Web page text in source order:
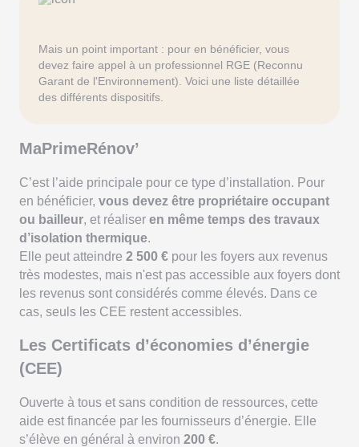
Mais un point important : pour en bénéficier, vous
devez faire appel à un professionnel RGE (Reconnu
Garant de l'Environnement). Voici une liste détaillée
des différents dispositifs.
MaPrimeRénov’
C’est l’aide principale pour ce type d’installation. Pour
en bénéficier, vous devez être propriétaire occupant
ou bailleur, et réaliser en même temps des travaux
d’isolation thermique.
Elle peut atteindre 2 500 € pour les foyers aux revenus
très modestes, mais n'est pas accessible aux foyers dont
les revenus sont considérés comme élevés. Dans ce
cas, seuls les CEE restent accessibles.
Les Certificats d’économies d’énergie
(CEE)
Ouverte à tous et sans condition de ressources, cette
aide est financée par les fournisseurs d’énergie. Elle
s’élève en général à environ 200 €.